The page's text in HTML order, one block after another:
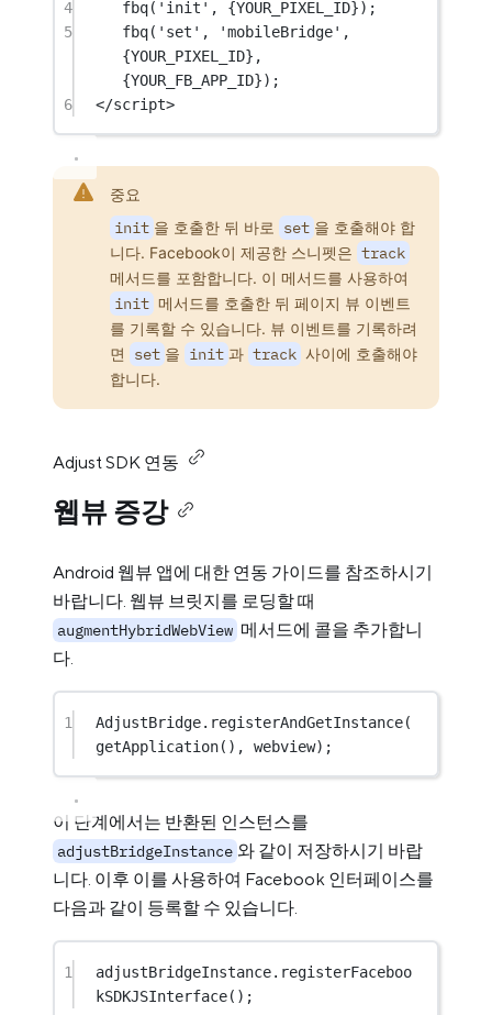
4 fbq( 'init' , {YOUR_PIXEL_ID});
5
fbq( 'set' , 'mobileBridge' ,
{YOUR_PIXEL_ID},
{YOUR_FB_APP_ID});
6
</script>
중요
init 을 호출한 뒤 바로 set 을 호출해야 합
니다. Facebook이 제공한 스니펫은 track
메서드를 포함합니다. 이 메서드를 사용하여
init 메서드를 호출한 뒤 페이지 뷰 이벤트
를 기록할 수 있습니다. 뷰 이벤트를 기록하려
면
set 을 init 과 track 사이에 호출해야
합니다.
Adjust SDK 연동
웹뷰 증강
Android 웹뷰 앱에 대한 연동 가이드를 참조하시기
바랍니다. 웹뷰 브릿지를 로딩할 때
augmentHybridWebView 메서드에 콜을 추가합니
다.
1 AdjustBridge. registerAndGetInstance(
getApplication(), webview);
이 단계에서는 반환된 인스턴스를
adjustBridgeInstance 와 같이 저장하시기 바랍
니다. 이후 이를 사용하여 Facebook 인터페이스를
다음과 같이 등록할 수 있습니다.
1 adjustBridgeInstance. registerFaceboo
kSDKJSInterface();